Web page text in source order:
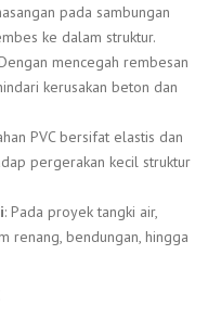
pada sambungan
ke dalam struktur.
mencegah rembesan
kerusakan beton dan
PVC bersifat elastis dan
pergerakan kecil struktur
: Pada proyek tangki air,
renang, bendungan, hingga